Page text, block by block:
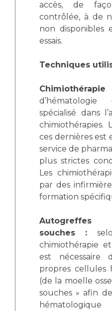
accès, de
contrôlée, à de
non disponibles
essais.
Techniques
spécialisé dans
chimiothérapies.
ces dernières est
service de
plus strictes
Les
par des
formation
souches :
chimiothérapie
est nécessaire
propres cellules
(de la moelle
souches » afin